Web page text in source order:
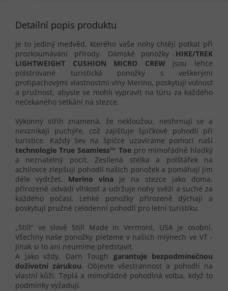
Detailní popis produktu
Je to jediný medvěd, kterého vaše nohy chtějí potkat při
prozkoumávání přírody. Dámské ponožky HIKE/TREK
LIGHTWEIGHT CUSHION MICRO CREW jsou lehce
polstrované turistická ponožky s veškerými
protipachovými vlastnostmi vlny Merino, poskytují volnost
a pružnost, abyste se mohli vypravit na túru za každého
nečekaného setkání na stezce.
Výkonný střih znamená, že nekloužou, neshrnují se a
nevznikají puchýře, což zajišťuje špičkové pohodlí při
turistice. Každý šev na špičce uzavíráme pomocí naší
technologie True Seamless™ Toepro mimořádně hladký
a neznatelný pocit. Zesílená stélka a polštářek na
achilovce zlepšují pohodlí našich ponožek a pomáhají jim
déle vydržet. Merino vlna je na stezce jako doma,
přirozeně odvádí vlhkost a udržuje nohy svěží a suché za
každého počasí. Lehké ponožky přirozeně dýchají a
poskytují pružné celodenní pohodlí pro letní turistiku.
„Still“ ve slově Still Made in Vermont, USA je osobní.
Všechny naše ponožky pleteme v našich mlýnech ve VT -
jinak si to ani neumíme představit.
A jako vždy, Darn Tough garantuje bezpodmínečnou
doživotní zárukou. Objevte všestrannost a pohodlí na
vlastní kůži. Teplá a mimořádně pohodlná volba, když to
podmínky vyžadují.